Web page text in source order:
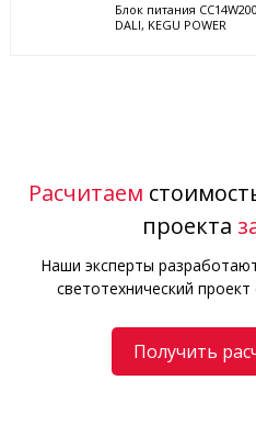
Блок питания
DALI, KEGU POWER
Расчитаем
проекта
Наши эксперты
светотехнический
Получить